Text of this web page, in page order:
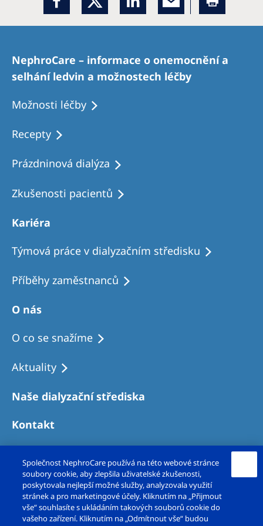
NephroCare – informace o onemocnění a
selhání ledvin a možnostech léčby
Možnosti léčby
Recepty
Prázdninová dialýza
Zkušenosti pacientů
Kariéra
Týmová práce v dialyzačním středisku
Příběhy zaměstnanců
O nás
O co se snažíme
Aktuality
Naše dialyzační střediska
Kontakt
Společnost NephroCare používá na této webové stránce
soubory cookie, aby zlepšila uživatelské zkušenosti,
poskytovala nejlepší možné služby, analyzovala využití
stránek a pro marketingové účely. Kliknutím na „Přijmout
vše“ souhlasíte s ukládáním takových souborů cookie do
vašeho zařízení. Kliknutím na „Odmítnout vše“ budou